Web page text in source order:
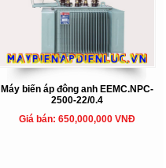
Máy biến áp đông anh EEMC.NPC-
2500-22/0.4
Giá bán: 650,000,000 VNĐ